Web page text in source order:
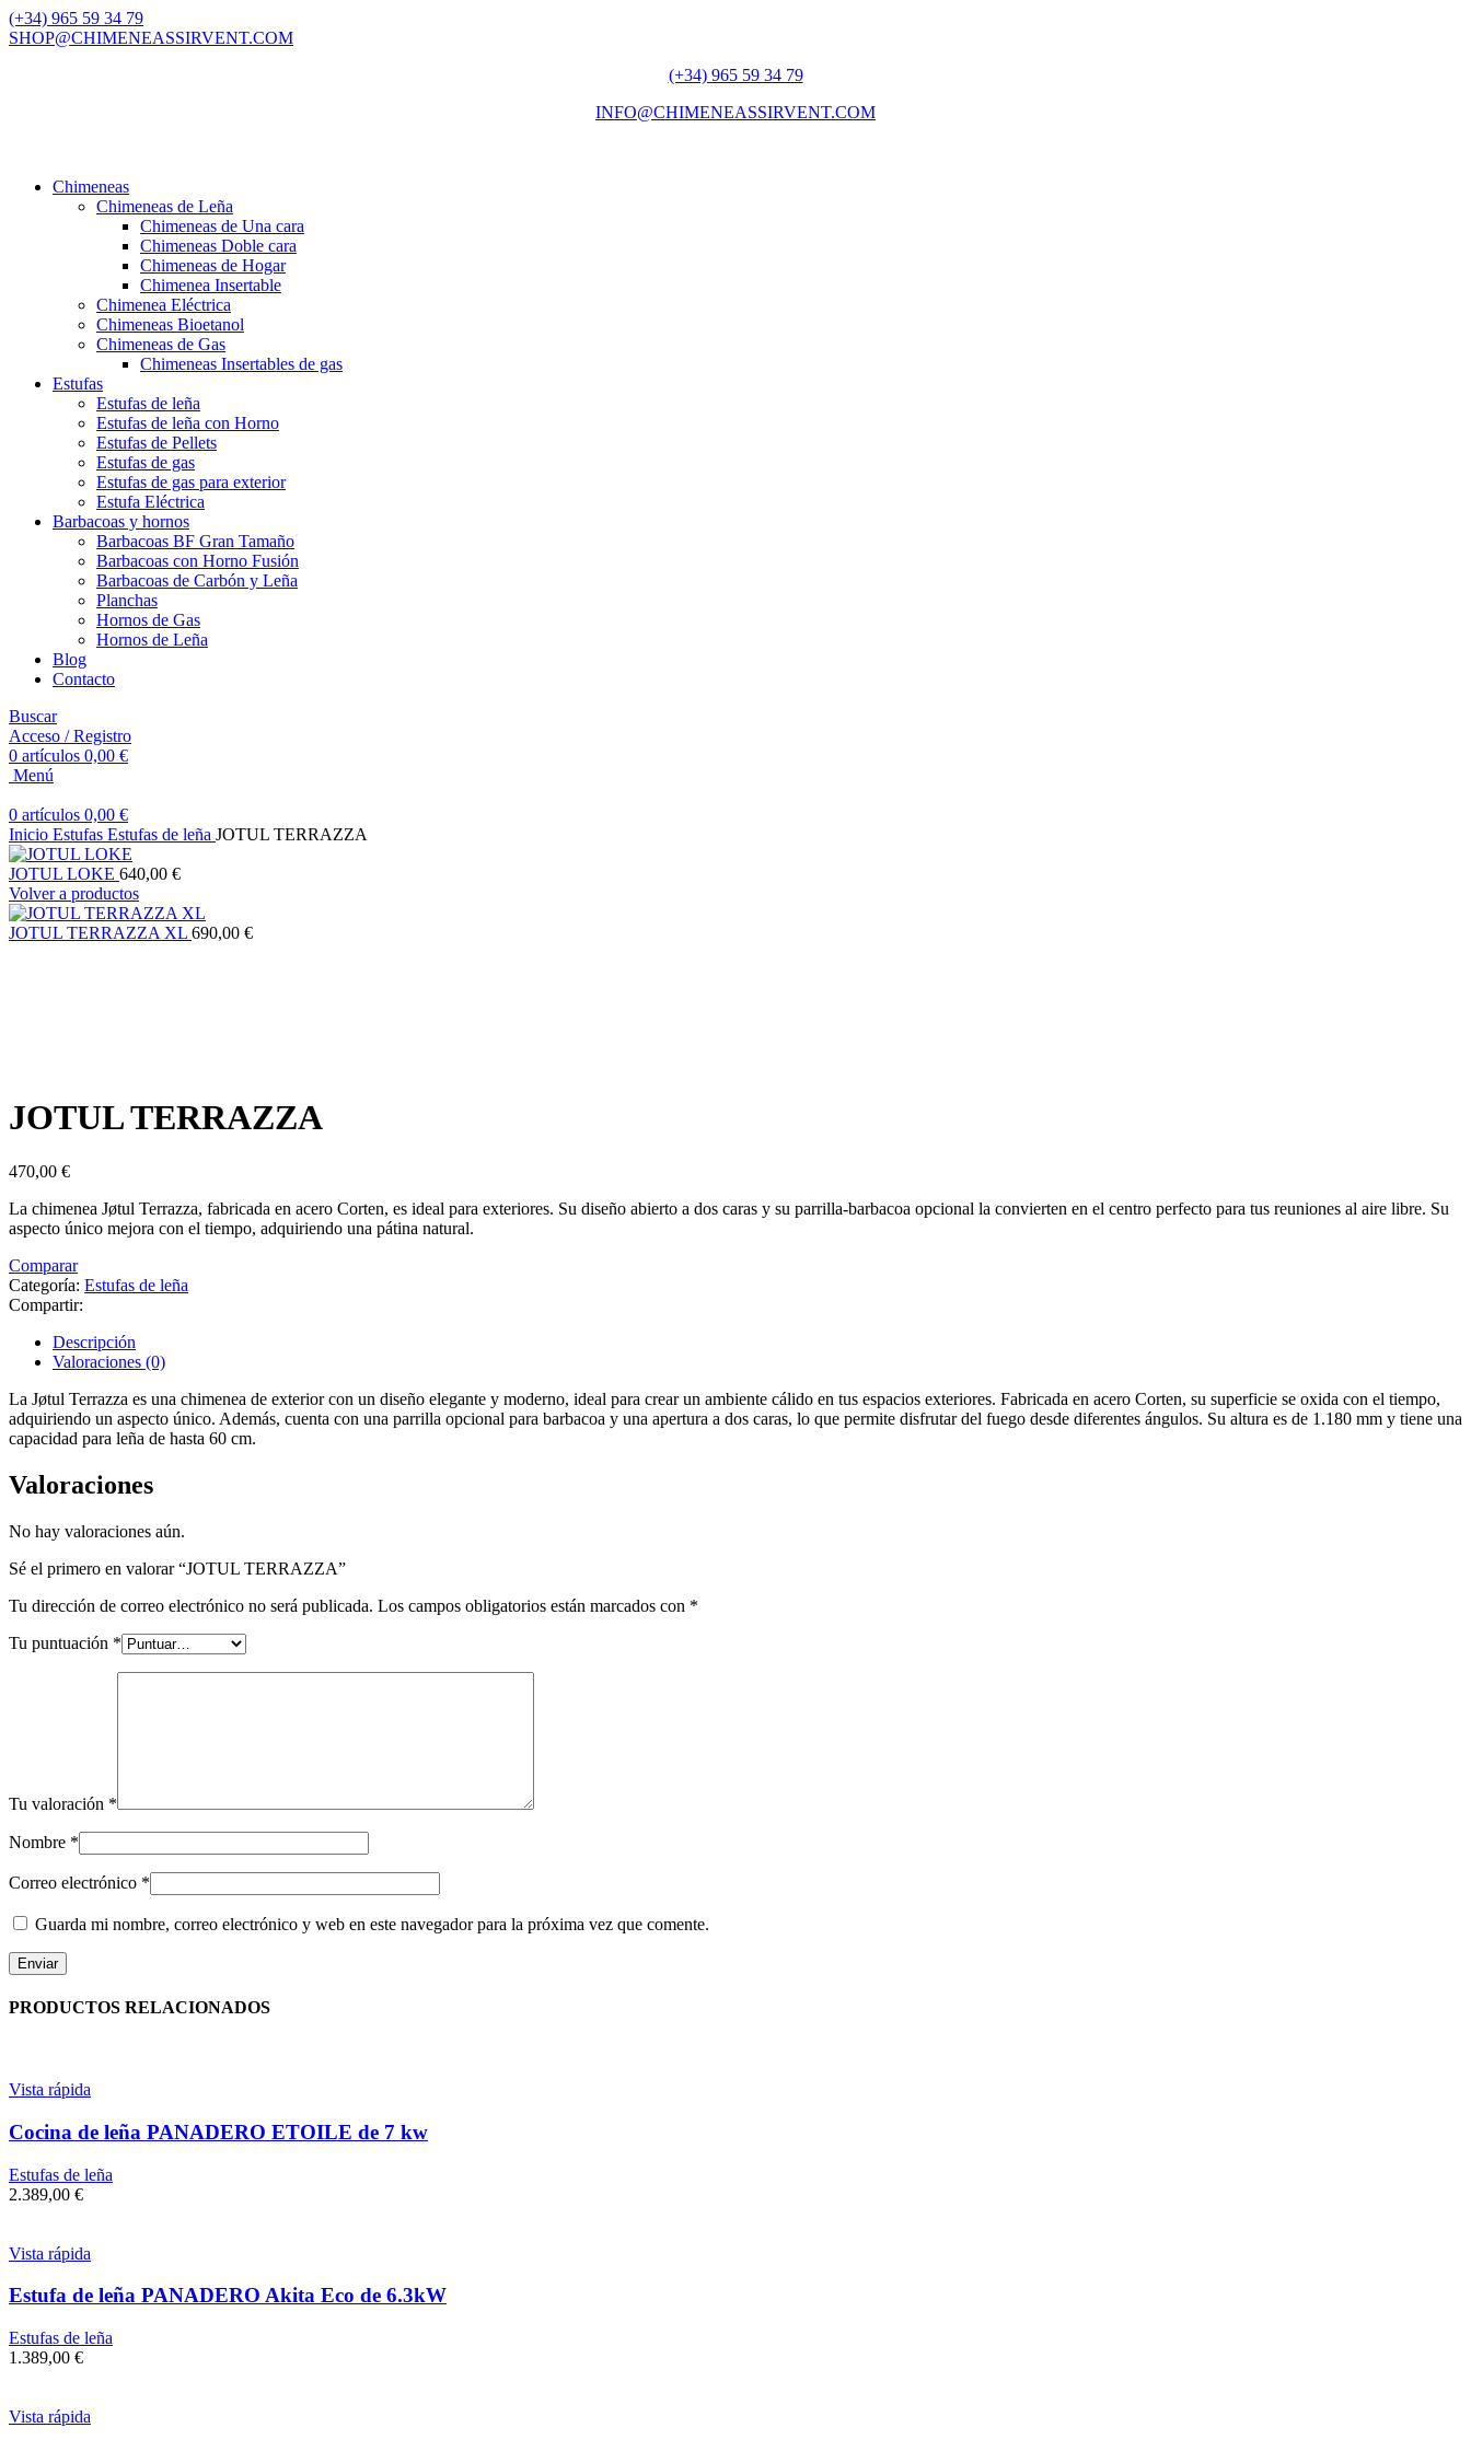
(+34) 965 59 34 79
SHOP@CHIMENEASSIRVENT.COM
(+34) 965 59 34 79
INFO@CHIMENEASSIRVENT.COM
Chimeneas
Chimeneas de Leña
Chimeneas de Una cara
Chimeneas Doble cara
Chimeneas de Hogar
Chimenea Insertable
Chimenea Eléctrica
Chimeneas Bioetanol
Chimeneas de Gas
Chimeneas Insertables de gas
Estufas
Estufas de leña
Estufas de leña con Horno
Estufas de Pellets
Estufas de gas
Estufas de gas para exterior
Estufa Eléctrica
Barbacoas y hornos
Barbacoas BF Gran Tamaño
Barbacoas con Horno Fusión
Barbacoas de Carbón y Leña
Planchas
Hornos de Gas
Hornos de Leña
Blog
Contacto
Buscar
Acceso / Registro
0 artículos 0,00 €
Menú
0 artículos 0,00 €
Inicio Estufas Estufas de leña JOTUL TERRAZZA
JOTUL LOKE 640,00 €
Volver a productos
JOTUL TERRAZZA XL 690,00 €
JOTUL TERRAZZA
470,00 €
La chimenea Jøtul Terrazza, fabricada en acero Corten, es ideal para exteriores. Su diseño abierto a dos caras y su parrilla-barbacoa opcional la convierten en el centro perfecto para tus reuniones al aire libre. Su
aspecto único mejora con el tiempo, adquiriendo una pátina natural.
Comparar
Categoría: Estufas de leña
Compartir:
Descripción
Valoraciones (0)
La Jøtul Terrazza es una chimenea de exterior con un diseño elegante y moderno, ideal para crear un ambiente cálido en tus espacios exteriores. Fabricada en acero Corten, su superficie se oxida con el tiempo,
adquiriendo un aspecto único. Además, cuenta con una parrilla opcional para barbacoa y una apertura a dos caras, lo que permite disfrutar del fuego desde diferentes ángulos. Su altura es de 1.180 mm y tiene una
capacidad para leña de hasta 60 cm.
Valoraciones
No hay valoraciones aún.
Sé el primero en valorar “JOTUL TERRAZZA”
Tu dirección de correo electrónico no será publicada. Los campos obligatorios están marcados con *
Tu puntuación *
Tu valoración *
Nombre *
Correo electrónico *
Guarda mi nombre, correo electrónico y web en este navegador para la próxima vez que comente.
PRODUCTOS RELACIONADOS
Vista rápida
Cocina de leña PANADERO ETOILE de 7 kw
Estufas de leña
2.389,00 €
Vista rápida
Estufa de leña PANADERO Akita Eco de 6.3kW
Estufas de leña
1.389,00 €
Vista rápida